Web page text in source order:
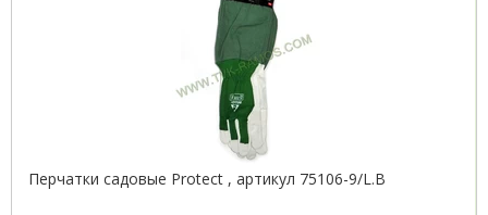
Перчатки садовые Protect , артикул 75106-9/L.B